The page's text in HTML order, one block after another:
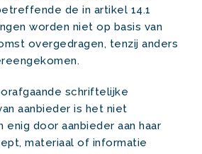
de in artikel 14.1
worden niet op basis van
overgedragen, tenzij anders
schriftelijke
aanbieder is het niet
enig door aanbieder aan haar
materiaal of informatie